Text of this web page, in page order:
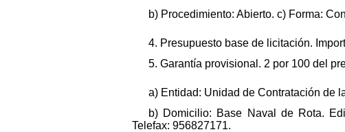
b) Procedimiento: Abierto. c) Forma:
4. Presupuesto base de licitación.
5. Garantía provisional. 2 por 100 del
a) Entidad: Unidad de Contratación de
b) Domicilio: Base Naval de Rota.
Telefax: 956827171.